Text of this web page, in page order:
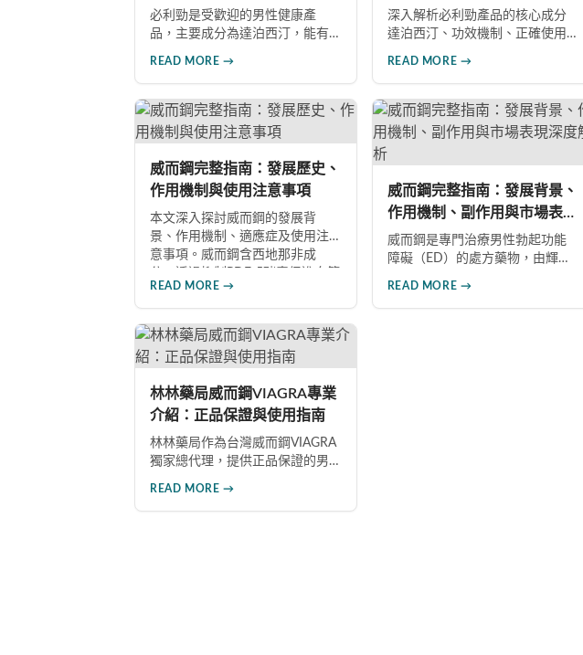
指南
必利勁是受歡迎的男性健康產
品，主要成分為達泊西汀，能有
幫助男性朋友了解如何在醫師指
導下安全使用，提升性生活品質
並重拾自信。
READ MORE →
指南
深入解析必利勁產品的核心成分
達泊西汀、功效機制、正確使用
男性增強產品的特性，在專業指
導下做出明智選擇，有效改善勃
READ MORE →
威而鋼完整指南：發展歷史、
作用機制與使用注意事項
本文深入探討威而鋼的發展背
景、作用機制、適應症及使用注
意事項。威而鋼含西地那非成
擴張，有效治療男性勃起功能障
礙。使用前應經醫師評估，注意
禁忌症與副作用，確保用藥安
READ MORE →
威而鋼完整指南：發展背景、
作用機制、副作用與市場表現
深度解析
威而鋼是專門治療男性勃起功能
障礙（ED）的處方藥物，由輝瑞
READ MORE →
林林藥局威而鋼VIAGRA專業
介紹：正品保證與使用指南
林林藥局作為台灣威而鋼VIAGRA
獨家總代理，提供正品保證的男
READ MORE →